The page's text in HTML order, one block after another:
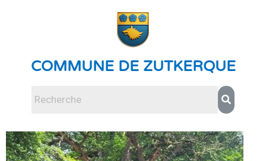
COMMUNE DE ZUTKERQUE